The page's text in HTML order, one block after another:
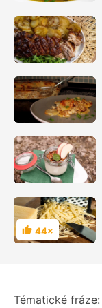
Hodnocení
44×
Tématické fráze: